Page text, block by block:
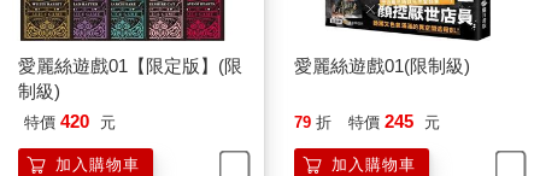
愛麗絲遊戲01【限定版】(限
制級)
特價 420 元
加入購物車
愛麗絲遊戲01(限制級)
79 折 特價 245 元
加入購物車